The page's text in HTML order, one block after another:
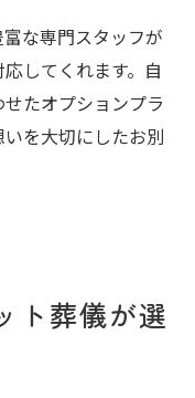
な専門スタッフが
してくれます。自
たオプションプラ
を大切にしたお別
ト葬儀が選